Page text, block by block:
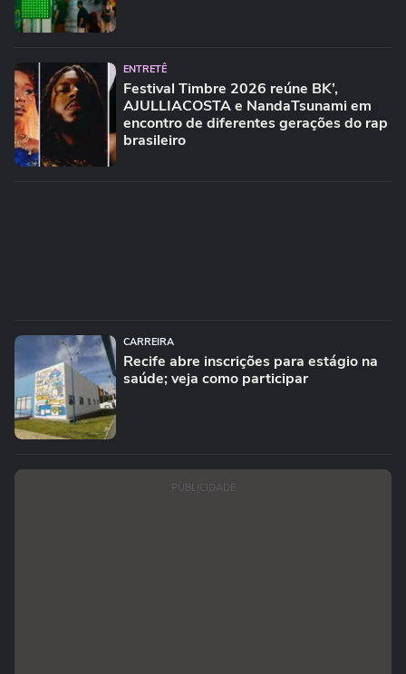
ENTRETÊ
Festival Timbre 2026 reúne BK’,
AJULLIACOSTA e NandaTsunami em
encontro de diferentes gerações do rap
brasileiro
CARREIRA
Recife abre inscrições para estágio na
saúde; veja como participar
PUBLICIDADE